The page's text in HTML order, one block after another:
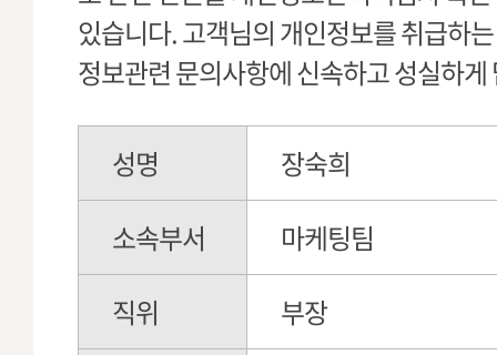
있습니다. 고객님의 개인정보를 취급하
정보관련 문의사항에 신속하고 성실하
성명
장숙희
소속부서
마케팅팀
직위
부장